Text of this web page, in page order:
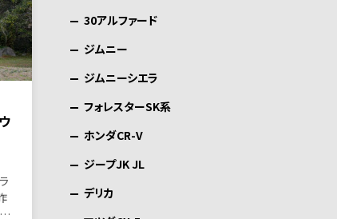
30アルファード
ジムニー
ジムニーシエラ
フォレスターSK系
ホンダCR-V
ジープJK JL
デリカ